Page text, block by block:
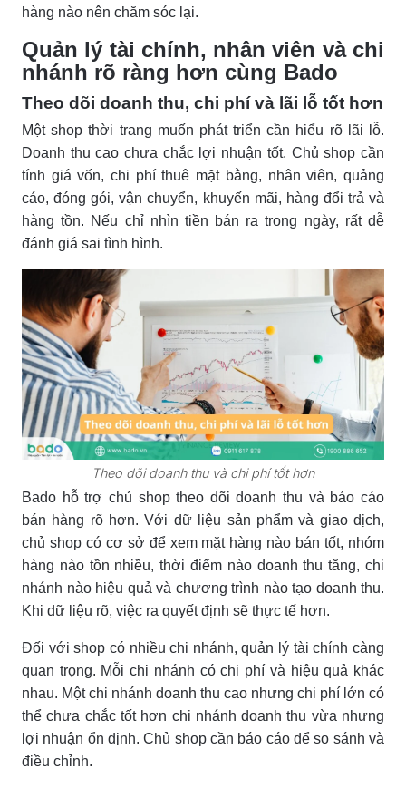
hàng nào nên chăm sóc lại.
Quản lý tài chính, nhân viên và chi
nhánh rõ ràng hơn cùng Bado
Theo dõi doanh thu, chi phí và lãi lỗ tốt hơn
Một shop thời trang muốn phát triển cần hiểu rõ lãi lỗ.
Doanh thu cao chưa chắc lợi nhuận tốt. Chủ shop cần
tính giá vốn, chi phí thuê mặt bằng, nhân viên, quảng
cáo, đóng gói, vận chuyển, khuyến mãi, hàng đổi trả và
hàng tồn. Nếu chỉ nhìn tiền bán ra trong ngày, rất dễ
đánh giá sai tình hình.
Theo dõi doanh thu và chi phí tốt hơn
Bado hỗ trợ chủ shop theo dõi doanh thu và báo cáo
bán hàng rõ hơn. Với dữ liệu sản phẩm và giao dịch,
chủ shop có cơ sở để xem mặt hàng nào bán tốt, nhóm
hàng nào tồn nhiều, thời điểm nào doanh thu tăng, chi
nhánh nào hiệu quả và chương trình nào tạo doanh thu.
Khi dữ liệu rõ, việc ra quyết định sẽ thực tế hơn.
Đối với shop có nhiều chi nhánh, quản lý tài chính càng
quan trọng. Mỗi chi nhánh có chi phí và hiệu quả khác
nhau. Một chi nhánh doanh thu cao nhưng chi phí lớn có
thể chưa chắc tốt hơn chi nhánh doanh thu vừa nhưng
lợi nhuận ổn định. Chủ shop cần báo cáo để so sánh và
điều chỉnh.